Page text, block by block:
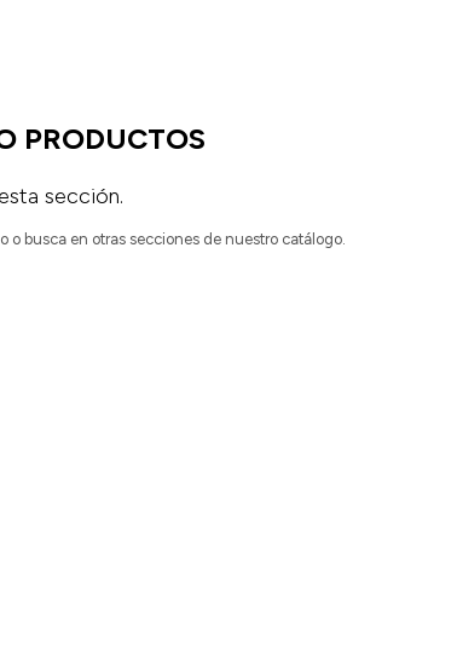
PRODUCTOS
sección.
o busca en otras secciones de nuestro catálogo.